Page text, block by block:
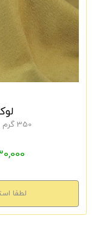
350 گرم (استر مشکی)